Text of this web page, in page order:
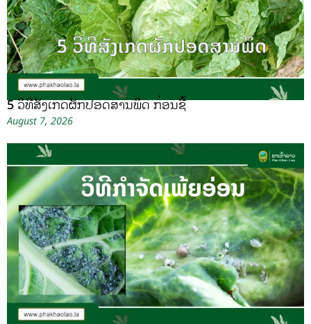
5 ວິທີສັງເກດຜັກປອດສານພິດ ກ່ອນຊື້
August 7, 2026